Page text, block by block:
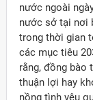
nước ngoài
nước sở tại nơi
trong thời gian
các mục tiêu
rằng, đồng bào
thuận lợi hay
nồng tình yêu